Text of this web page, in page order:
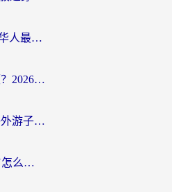
斧牛和light哪个好？海外华人最关心的回国加速器选择难题，一篇讲透
在国外怎么用虎牙不卡顿？2026海外华人亲测有效的回国加速器选择指南
斧牛和加速喵好用吗？海外游子的真实选择困境
马来西亚留学生回国VPN怎么选？3个避坑点+1款实测好用的加速器推荐